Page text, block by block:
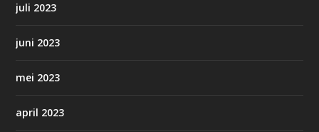
juli 2023
juni 2023
mei 2023
april 2023